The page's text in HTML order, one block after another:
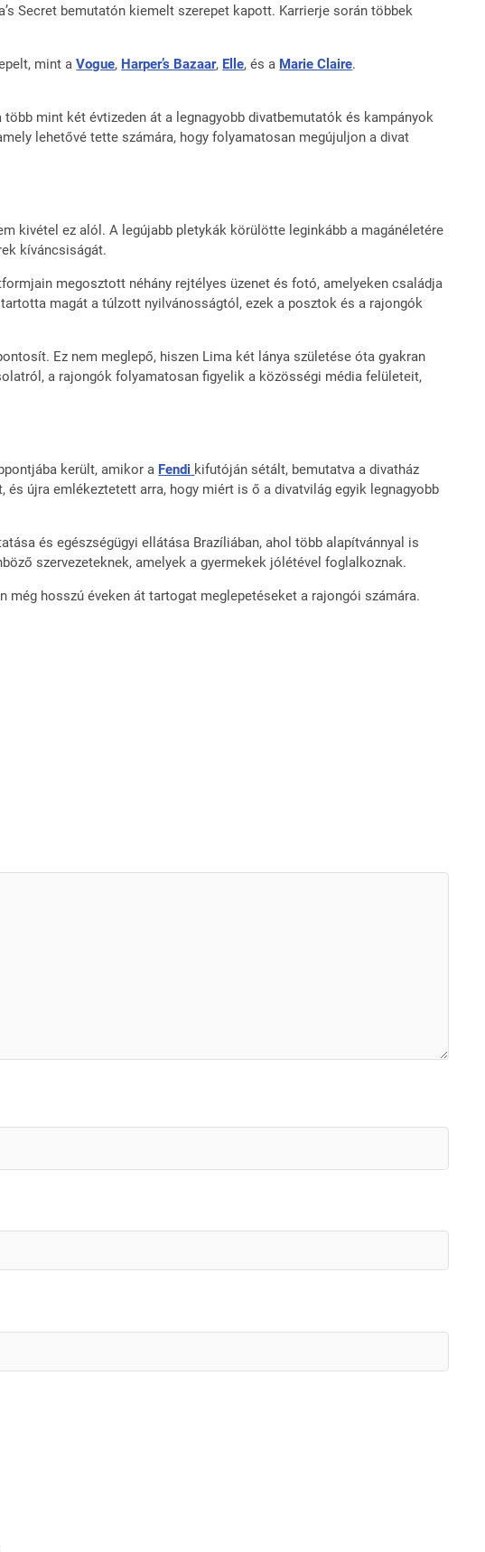
Secret bemutatón kiemelt szerepet kapott. Karrierje során többek
mint aVogue, Harper’s Bazaar, Elle, és a Marie Claire.
mint két évtizeden át a legnagyobb divatbemutatók és kampányok
lehetővé tette számára, hogy folyamatosan megújuljon a divat
kivétel ez alól. A legújabb pletykák körülötte leginkább a magánéletére
kíváncsiságát.
megosztott néhány rejtélyes üzenet és fotó, amelyeken családja
magát a túlzott nyilvánosságtól, ezek a posztok és a rajongók
Ez nem meglepő, hiszen Lima két lánya születése óta gyakran
a rajongók folyamatosan figyelik a közösségi média felületeit,
került, amikor a Fendi kifutóján sétált, bemutatva a divatház
újra emlékeztetett arra, hogy miért is ő a divatvilág egyik legnagyobb
és egészségügyi ellátása Brazíliában, ahol több alapítvánnyal is
szervezeteknek, amelyek a gyermekek jólétével foglalkoznak.
hosszú éveken át tartogat meglepetéseket a rajongói számára.